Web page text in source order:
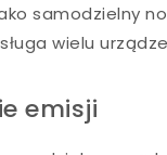
samodzielny
wielu
emisji